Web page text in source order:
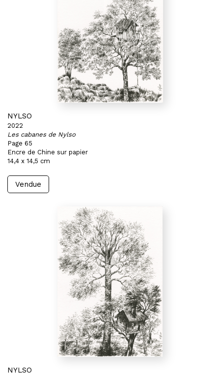
NYLSO
2022
Les cabanes de Nylso
Page 65
Encre de Chine sur papier
14,4 x 14,5 cm
Vendue
NYLSO